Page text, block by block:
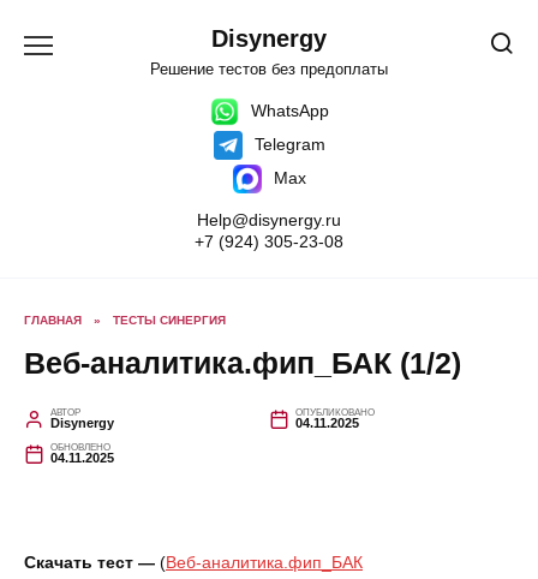
содержанию
Disynergy
Решение тестов без предоплаты
WhatsApp
Telegram
Max
Help@disynergy.ru
+7 (924) 305-23-08
ГЛАВНАЯ » ТЕСТЫ СИНЕРГИЯ
Веб-аналитика.фип_БАК (1/2)
АВТОР
Disynergy
ОПУБЛИКОВАНО
04.11.2025
ОБНОВЛЕНО
04.11.2025
Скачать тест — (Веб-аналитика.фип_БАК